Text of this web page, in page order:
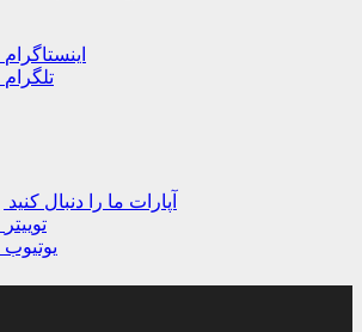
اینستاگرام
تلگرام
آپارات ما را دنبال کنید
توییتر
یوتیوب